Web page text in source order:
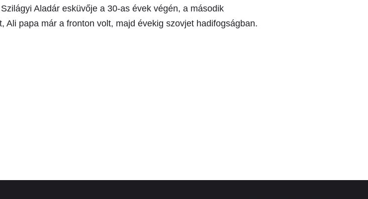
Aladár esküvője a 30-as évek végén, a második
papa már a fronton volt, majd évekig szovjet hadifogságban.